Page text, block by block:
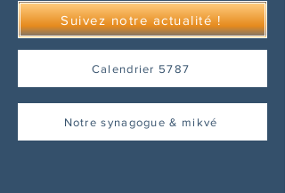
Suivez notre actualité !
Calendrier 5787
Notre synagogue & mikvé